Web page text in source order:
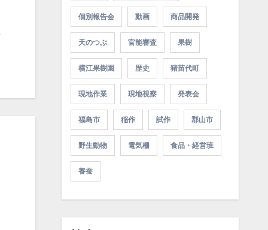
個別報告会 動画 商品開発
天のつぶ 官能審査 果樹
横江果樹園 歴史 猪苗代町
現地作業 現地視察 発表会
福島市 稲作 試作 郡山市
野生動物 電気柵 食品・経営班
養蚕